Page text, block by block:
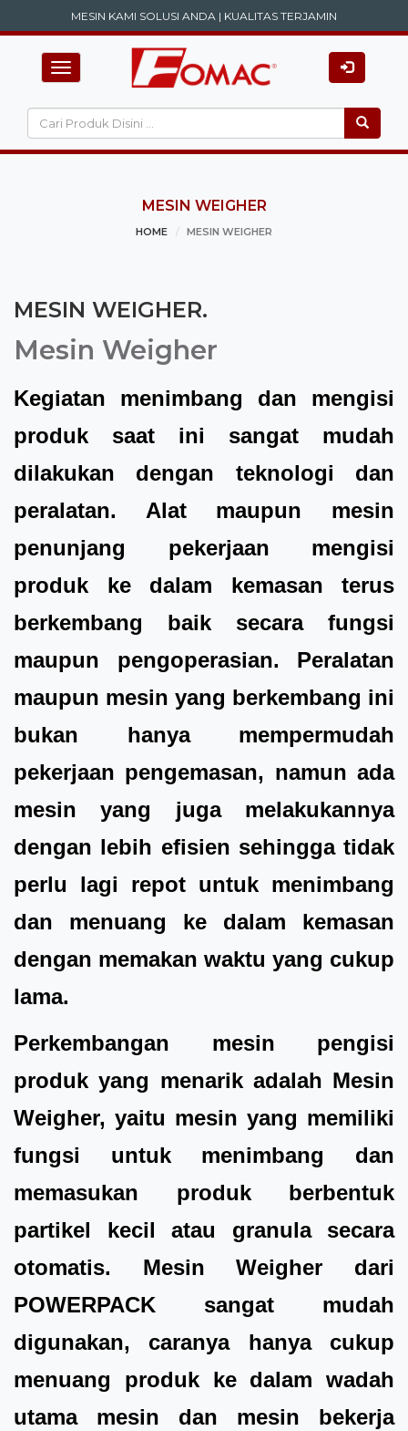
MESIN KAMI SOLUSI ANDA | KUALITAS TERJAMIN
Toggle
navigation
MESIN WEIGHER
HOME MESIN WEIGHER
MESIN WEIGHER.
Mesin Weigher
Kegiatan menimbang dan mengisi
produk saat ini sangat mudah
dilakukan dengan teknologi dan
peralatan. Alat maupun mesin
penunjang pekerjaan mengisi
produk ke dalam kemasan terus
berkembang baik secara fungsi
maupun pengoperasian. Peralatan
maupun mesin yang berkembang ini
bukan hanya mempermudah
pekerjaan pengemasan, namun ada
mesin yang juga melakukannya
dengan lebih efisien sehingga tidak
perlu lagi repot untuk menimbang
dan menuang ke dalam kemasan
dengan memakan waktu yang cukup
lama.
Perkembangan mesin pengisi
produk yang menarik adalah Mesin
Weigher, yaitu mesin yang memiliki
fungsi untuk menimbang dan
memasukan produk berbentuk
partikel kecil atau granula secara
otomatis. Mesin Weigher dari
POWERPACK sangat mudah
digunakan, caranya hanya cukup
menuang produk ke dalam wadah
utama mesin dan mesin bekerja